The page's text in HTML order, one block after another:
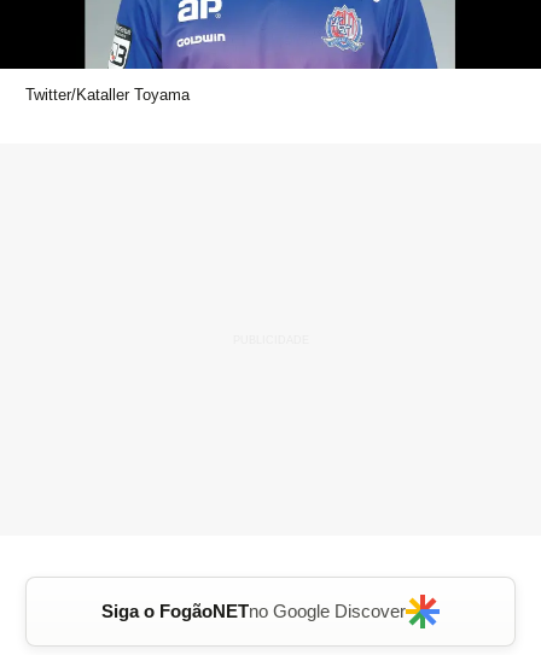
Twitter/Kataller Toyama
Siga o FogãoNETno Google Discover